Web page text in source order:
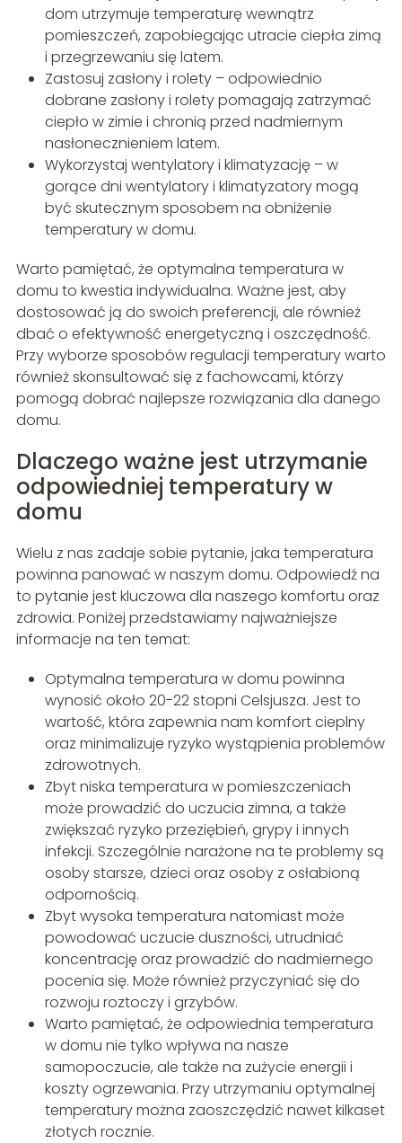
dom utrzymuje temperaturę wewnątrz
pomieszczeń, zapobiegając utracie ciepła zimą
i przegrzewaniu się latem.
Zastosuj zasłony i rolety – odpowiednio
dobrane zasłony i rolety pomagają zatrzymać
ciepło w zimie i chronią przed nadmiernym
nasłonecznieniem latem.
Wykorzystaj wentylatory i klimatyzację – w
gorące dni wentylatory i klimatyzatory mogą
być skutecznym sposobem na obniżenie
temperatury w domu.
Warto pamiętać, że optymalna temperatura w
domu to kwestia indywidualna. Ważne jest, aby
dostosować ją do swoich preferencji, ale również
dbać o efektywność energetyczną i oszczędność.
Przy wyborze sposobów regulacji temperatury warto
również skonsultować się z fachowcami, którzy
pomogą dobrać najlepsze rozwiązania dla danego
domu.
Dlaczego ważne jest utrzymanie
odpowiedniej temperatury w
domu
Wielu z nas zadaje sobie pytanie, jaka temperatura
powinna panować w naszym domu. Odpowiedź na
to pytanie jest kluczowa dla naszego komfortu oraz
zdrowia. Poniżej przedstawiamy najważniejsze
informacje na ten temat:
Optymalna temperatura w domu powinna
wynosić około 20-22 stopni Celsjusza. Jest to
wartość, która zapewnia nam komfort cieplny
oraz minimalizuje ryzyko wystąpienia problemów
zdrowotnych.
Zbyt niska temperatura w pomieszczeniach
może prowadzić do uczucia zimna, a także
zwiększać ryzyko przeziębień, grypy i innych
infekcji. Szczególnie narażone na te problemy są
osoby starsze, dzieci oraz osoby z osłabioną
odpornością.
Zbyt wysoka temperatura natomiast może
powodować uczucie duszności, utrudniać
koncentrację oraz prowadzić do nadmiernego
pocenia się. Może również przyczyniać się do
rozwoju roztoczy i grzybów.
Warto pamiętać, że odpowiednia temperatura
w domu nie tylko wpływa na nasze
samopoczucie, ale także na zużycie energii i
koszty ogrzewania. Przy utrzymaniu optymalnej
temperatury można zaoszczędzić nawet kilkaset
złotych rocznie.